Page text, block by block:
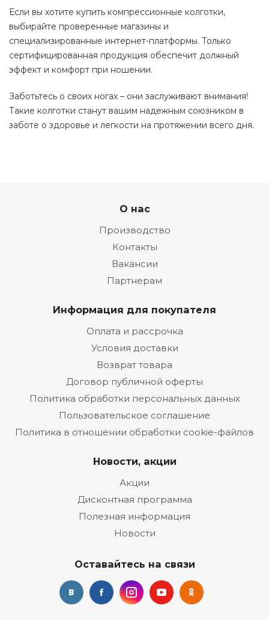
Если вы хотите купить компрессионные колготки,
выбирайте проверенные магазины и
специализированные интернет-платформы. Только
сертифицированная продукция обеспечит должный
эффект и комфорт при ношении.
Заботьтесь о своих ногах – они заслуживают внимания!
Такие колготки станут вашим надежным союзником в
заботе о здоровье и легкости на протяжении всего дня.
О нас
Производство
Контакты
Вакансии
Партнерам
Информация для покупателя
Оплата и рассрочка
Условия доставки
Возврат товара
Договор публичной оферты
Политика обработки персональных данных
Пользовательское соглашение
Политика в отношении обработки cookie-файлов
Новости, акции
Акции
Дисконтная программа
Полезная информация
Новости
Оставайтесь на связи